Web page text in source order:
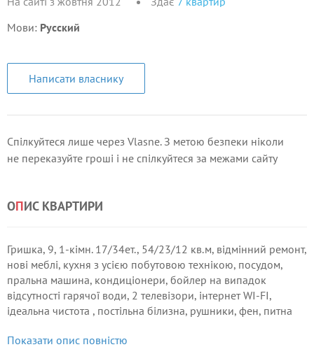
Мови: Русский
Написати власнику
Спілкуйтеся лише через Vlasne. З метою безпеки ніколи
не переказуйте гроші і не спілкуйтеся за межами сайту
ОПИС КВАРТИРИ
Гришка, 9, 1-кімн. 17/34ет., 54/23/12 кв.м, відмінний ремонт,
нові меблі, кухня з усією побутовою технікою, посудом,
пральна машина, кондиціонери, бойлер на випадок
відсутності гарячої води, 2 телевізори, інтернет WI-FI,
ідеальна чистота , постільна білизна, рушники, фен, питна
платної стоянки, що охороняється парадне,
Показати опис повністю